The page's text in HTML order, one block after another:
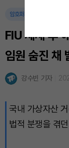
암호화폐
FIU 제재 후
임원 숨진 채
강수빈 기자
국내 가상자산
법적 분쟁을 겪